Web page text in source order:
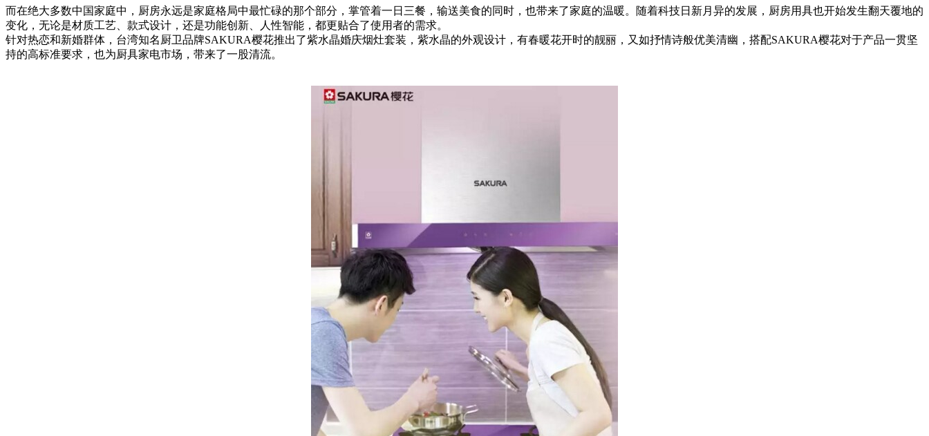
而在绝大多数中国家庭中，厨房永远是家庭格局中最忙碌的那个部分，掌管着一日三餐，输送美食的同时，也带来了家庭的温暖。随着科技日新月异的发展，厨房用具也开始发生翻天覆地的
变化，无论是材质工艺、款式设计，还是功能创新、人性智能，都更贴合了使用者的需求。
针对热恋和新婚群体，台湾知名厨卫品牌SAKURA樱花推出了紫水晶婚庆烟灶套装，紫水晶的外观设计，有春暖花开时的靓丽，又如抒情诗般优美清幽，搭配SAKURA樱花对于产品一贯坚
持的高标准要求，也为厨具家电市场，带来了一股清流。